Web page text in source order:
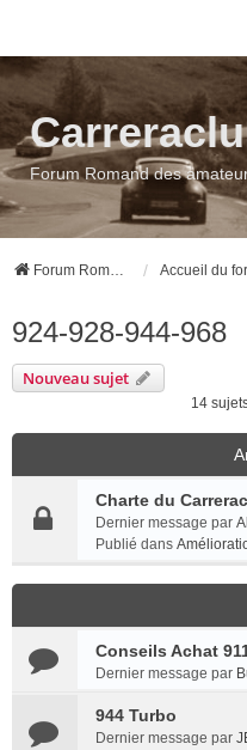
Forum Romand des
Forum Romand des amateurs de Porsche Accueil du
924-928-944-968
Nouveau sujet
14
Charte du
Dernier message par
Publié dans
Conseils Achat
Dernier message par
944 Turbo
Dernier message par